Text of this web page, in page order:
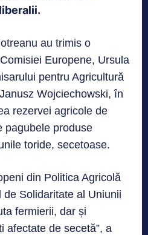
au trimis o
Europene, Ursula
pentru Agricultură
Wojciechowski, în
rezervei agricole de
pagubele produse
toride, secetoase.
din Politica Agricolă
Solidaritate al Uniunii
fermierii, dar și
afectate de secetă”, a